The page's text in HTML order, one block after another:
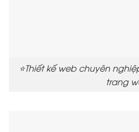
⭐Thiết kế web chuyên
trang